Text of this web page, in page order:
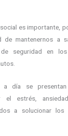
es importante,
de mantenernos a
seguridad en los
día se presentan
el estrés,
a solucionar los